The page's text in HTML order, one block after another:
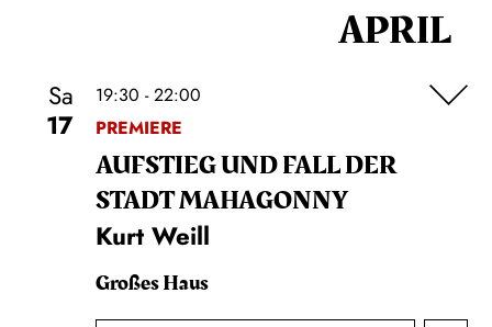
APRIL
Sa
17
19:30 - 22:00
PREMIERE
AUFSTIEG UND FALL DER
STADT MAHAGONNY
Kurt Weill
Großes Haus